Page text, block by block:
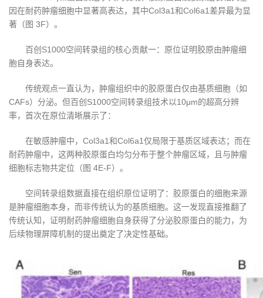
因在耐药肿瘤细胞中显著高表达，其中Col3a1和Col6a1差异最为显
著（图 3F）。
百创S1000空间转录组的核心贡献一：原位证明胶原由肿瘤细
胞自身表达。
传统观点一直认为，肿瘤组织中的胶原蛋白仅由基质细胞（如
CAFs）分泌。但百创S1000空间转录组技术以10μm的超高分辨
率，首次在原位清晰展示了：
在敏感肿瘤中，Col3a1和Col6a1仅局限于基质区域表达；而在
耐药肿瘤中，这两种胶原蛋白均匀分布于整个肿瘤区域，且与肿瘤
细胞标志物共定位（图 4E-F）。
空间转录组数据直接在组织原位证明了：胶原蛋白的细胞来源
是肿瘤细胞本身，而非传统认为的基质细胞。这一发现直接推翻了
传统认知，证明耐药肿瘤细胞自身获得了分泌胶原蛋白的能力，为
后续物理屏障机制的提出奠定了决定性基础。